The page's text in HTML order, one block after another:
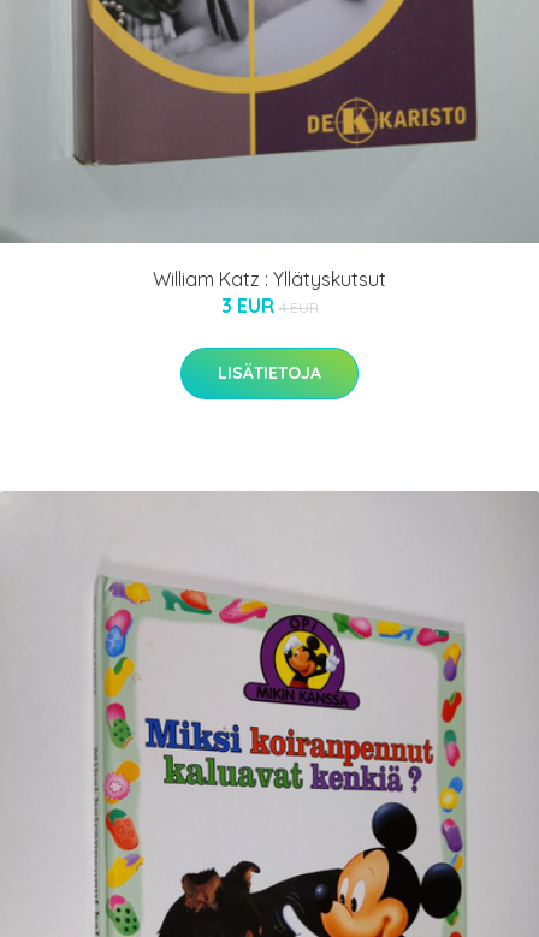
William Katz : Yllätyskutsut
3 EUR 4 EUR
LISÄTIETOJA